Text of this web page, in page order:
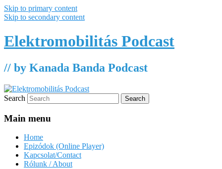
Skip to primary content
Skip to secondary content
Elektromobilitás Podcast
// by Kanada Banda Podcast
Search
Main menu
Home
Epizódok (Online Player)
Kapcsolat/Contact
Rólunk / About